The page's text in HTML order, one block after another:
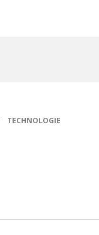
TECHNOLOGIE